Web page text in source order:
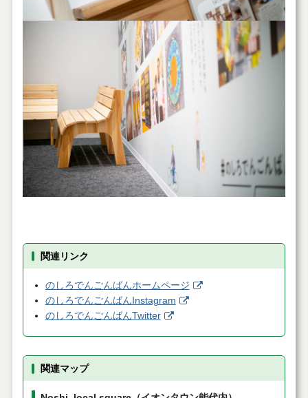
関連リンク
のしろでんごんばんホームページ
のしろでんごんばんInstagram
のしろでんごんばんTwitter
関連マップ